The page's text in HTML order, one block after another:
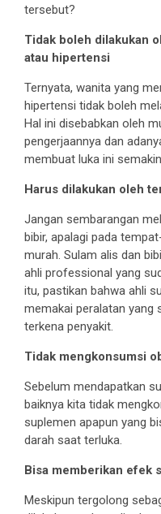
tersebut?
Tidak boleh dilakukan
atau hipertensi
Ternyata, wanita yang
hipertensi tidak boleh
Hal ini disebabkan oleh
pengerjaannya dan
membuat luka ini
Harus dilakukan oleh
Jangan sembarangan
bibir, apalagi pada
murah. Sulam alis dan
ahli professional yang
itu, pastikan bahwa ahli
memakai peralatan yang
terkena penyakit.
Tidak mengkonsumsi
Sebelum mendapatkan
baiknya kita tidak
suplemen apapun yang
darah saat terluka.
Bisa memberikan efek
Meskipun tergolong